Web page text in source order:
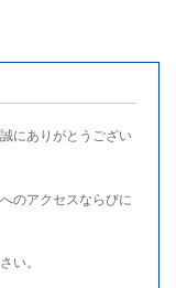
にありがとうござい
のアクセスならびに
い。